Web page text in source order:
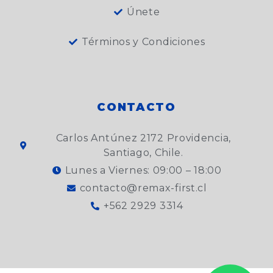
Únete
Términos y Condiciones
CONTACTO
Carlos Antúnez 2172 Providencia,
Santiago, Chile.
Lunes a Viernes: 09:00 – 18:00
contacto@remax-first.cl
+562 2929 3314